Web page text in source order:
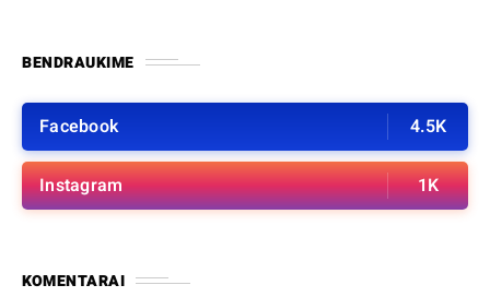
BENDRAUKIME
Facebook 4.5K
Instagram 1K
KOMENTARAI